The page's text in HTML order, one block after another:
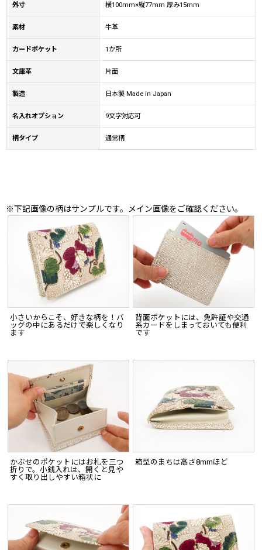
外寸 横100mm×縦77mm 厚み15mm
素材 牛革
カードポケット 1か所
文庫革 片面
製造 日本製 Made in Japan
名入れオプション 9文字対応可
柄タイプ 通常柄
※下記画像の柄はサンプルです。メイン画像をご確認ください。
小さいからこそ、好きな柄を！バ
ッグの中にあるだけで楽しくなり
ます
背面ポケットには、免許証や交通
系カードをしまっておいても便利
です
かぶせのポケットにはお札を三つ
折りで。小銭入れは、開くと見や
すく取り出しやすい箱状に
箱型のまちは高さ8mmほど